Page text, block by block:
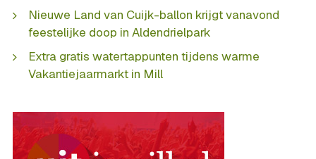
Nieuwe Land van Cuijk-ballon krijgt vanavond
feestelijke doop in Aldendrielpark
Extra gratis watertappunten tijdens warme
Vakantiejaarmarkt in Mill